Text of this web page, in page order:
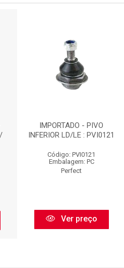
IMPORTADO - PIVO
INFERIOR LD/LE : PVI0121
Código: PVI0121
Embalagem: PC
Perfect
Ver preço